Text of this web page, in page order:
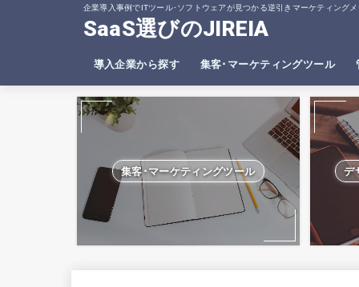
企業導入事例でITツール･ソフトウェアが見つかる逆引きマーケティング
SaaS選びのJIREIA
導入企業から探す 集客･マーケティングツール
SEO分析ツール
ヒートマップツール
集客･マーケティングツール デ